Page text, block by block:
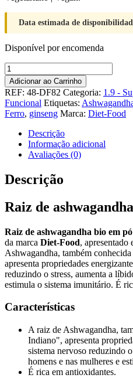
Data estimada de
Disponível por encomenda
Quantidade
de
Raiz
de
ashwagandha
bio
Adicionar ao Carrinho
REF: 48-DF82 Categoria: 1.9 -
Funcional Etiquetas:
Ferro, ginseng Marca: Diet-Food
Descrição
Informação adicional
Avaliações (0)
Descrição
Raiz de
Raiz de ashwagandha bio em pó
da marca Diet-Food,
Ashwagandha, também
apresenta propriedades
reduzindo o stress, aumenta a
estimula o sistema imunitário. É
Características
A raiz de Ashwagandha,
Indiano", apresenta
sistema nervoso reduzindo
homens e nas mulheres e
É rica em antioxidantes.